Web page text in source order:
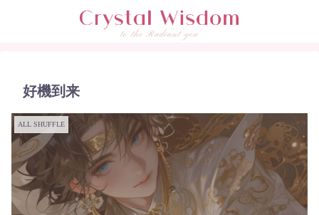
好機到来
ALL SHUFFLE